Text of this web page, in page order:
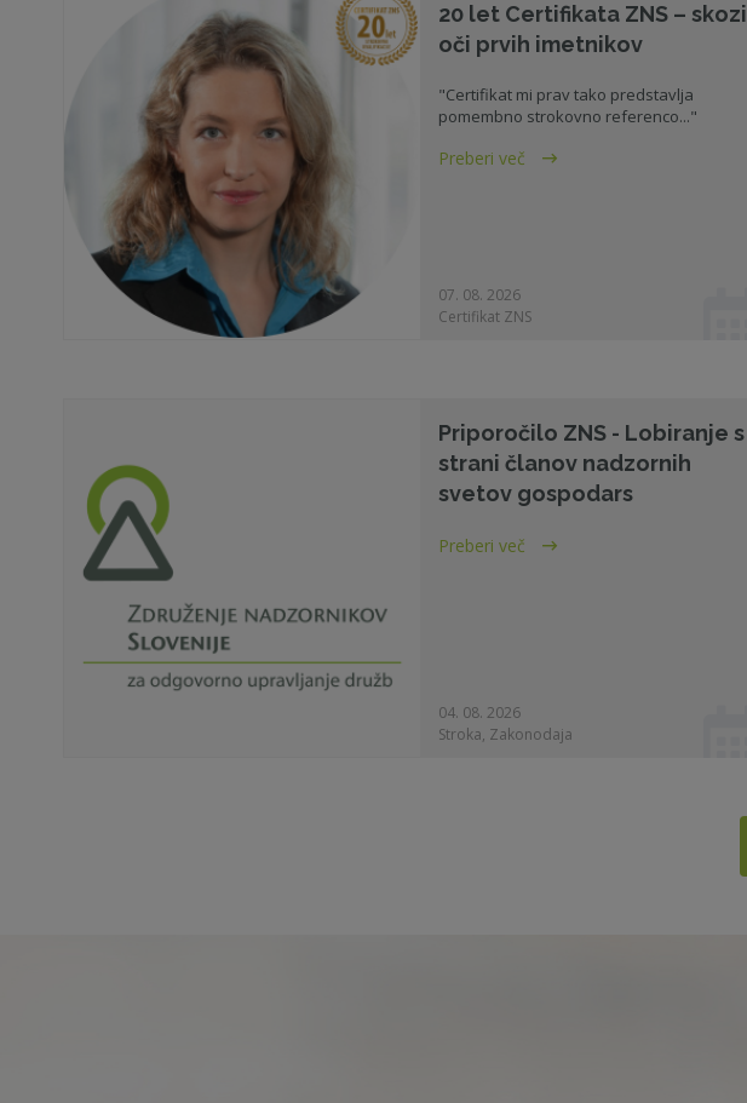
20 let Certifikata ZNS – skozi
oči prvih imetnikov
"Certifikat mi prav tako predstavlja
pomembno strokovno referenco..."
Preberi več
07. 08. 2026
Certifikat ZNS
Priporočilo ZNS - Lobiranje s
strani članov nadzornih
svetov gospodars
Preberi več
04. 08. 2026
Stroka, Zakonodaja